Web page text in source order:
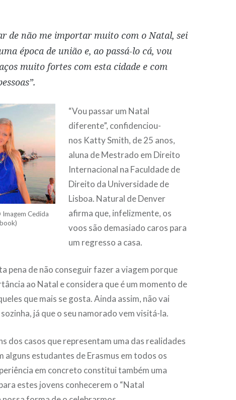
de não me importar muito com o Natal, sei
época de união e, ao passá-lo cá, vou
muito fortes com esta cidade e com
Cedida
“Vou passar um Natal
diferente”, confidenciou-
nos Katty Smith, de 25 anos,
aluna de Mestrado em Direito
Internacional na Faculdade de
Direito da Universidade de
Lisboa. Natural de Denver
afirma que, infelizmente, os
voos são demasiado caros para
um regresso a casa.
pena de não conseguir fazer a viagem porque
ao Natal e considera que é um momento de
que mais se gosta. Ainda assim, não vai
já que o seu namorado vem visitá-la.
dos casos que representam uma das realidades
alguns estudantes de Erasmus em todos os
em concreto constitui também uma
estes jovens conhecerem o “Natal